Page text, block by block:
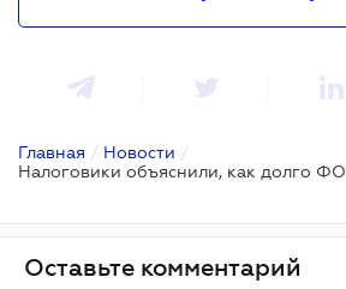
Главная / Новости /
Оставьте комментарий